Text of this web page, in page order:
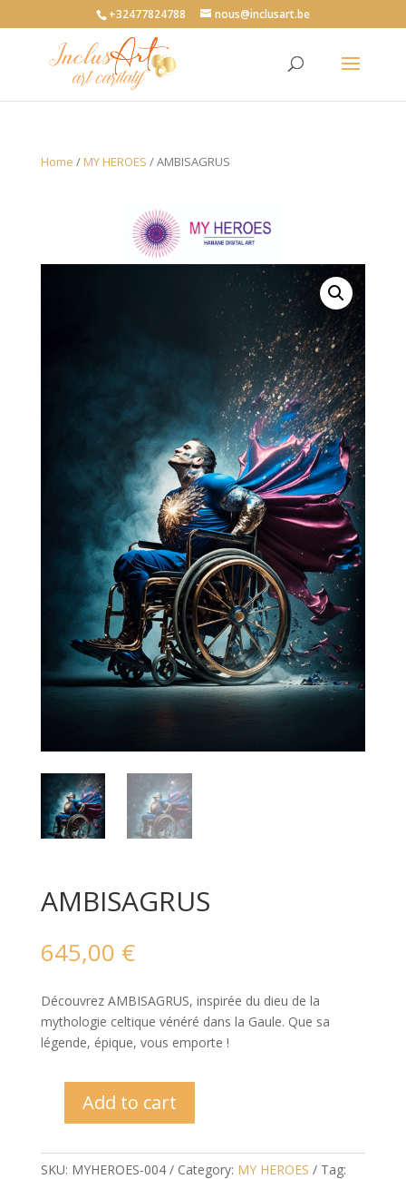
+32477824788 nous@inclusart.be
Home / MY HEROES / AMBISAGRUS
AMBISAGRUS
645,00 €
Découvrez AMBISAGRUS, inspirée du dieu de la
mythologie celtique vénéré dans la Gaule. Que sa
légende, épique, vous emporte !
AMBISAGRUSAdd to cart
SKU: MYHEROES-004 Category: MY HEROES
Tag: